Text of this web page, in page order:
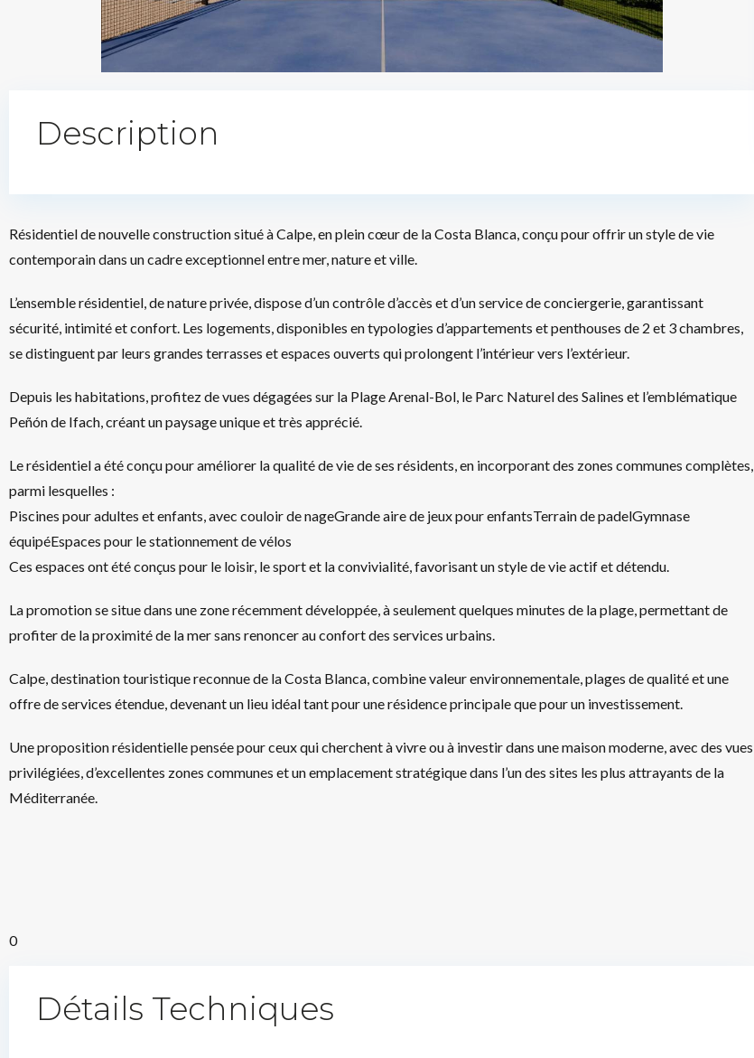
Description
Résidentiel de nouvelle construction situé à Calpe, en plein cœur de la Costa Blanca, conçu pour offrir un style de vie
contemporain dans un cadre exceptionnel entre mer, nature et ville.
L’ensemble résidentiel, de nature privée, dispose d’un contrôle d’accès et d’un service de conciergerie, garantissant
sécurité, intimité et confort. Les logements, disponibles en typologies d’appartements et penthouses de 2 et 3 chambres,
se distinguent par leurs grandes terrasses et espaces ouverts qui prolongent l’intérieur vers l’extérieur.
Depuis les habitations, profitez de vues dégagées sur la Plage Arenal-Bol, le Parc Naturel des Salines et l’emblématique
Peñón de Ifach, créant un paysage unique et très apprécié.
Le résidentiel a été conçu pour améliorer la qualité de vie de ses résidents, en incorporant des zones communes complètes,
parmi lesquelles :
Piscines pour adultes et enfants, avec couloir de nageGrande aire de jeux pour enfantsTerrain de padelGymnase
équipéEspaces pour le stationnement de vélos
Ces espaces ont été conçus pour le loisir, le sport et la convivialité, favorisant un style de vie actif et détendu.
La promotion se situe dans une zone récemment développée, à seulement quelques minutes de la plage, permettant de
profiter de la proximité de la mer sans renoncer au confort des services urbains.
Calpe, destination touristique reconnue de la Costa Blanca, combine valeur environnementale, plages de qualité et une
offre de services étendue, devenant un lieu idéal tant pour une résidence principale que pour un investissement.
Une proposition résidentielle pensée pour ceux qui cherchent à vivre ou à investir dans une maison moderne, avec des vues
privilégiées, d’excellentes zones communes et un emplacement stratégique dans l’un des sites les plus attrayants de la
Méditerranée.
0
Détails Techniques